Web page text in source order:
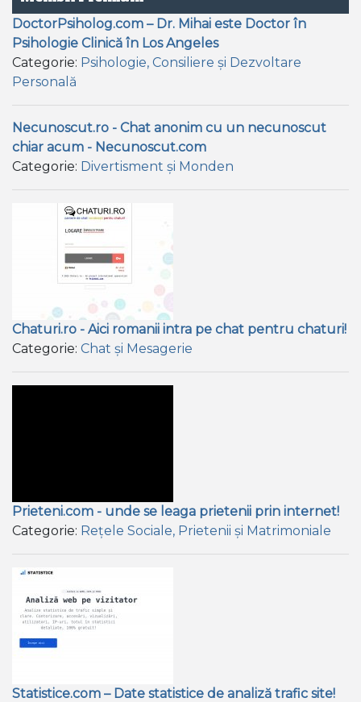
DoctorPsiholog.com – Dr. Mihai este Doctor în
Psihologie Clinică în Los Angeles
Categorie: Psihologie, Consiliere și Dezvoltare
Personală
Necunoscut.ro - Chat anonim cu un necunoscut
chiar acum - Necunoscut.com
Categorie: Divertisment și Monden
Chaturi.ro - Aici romanii intra pe chat pentru chaturi!
Categorie: Chat și Mesagerie
Prieteni.com - unde se leaga prietenii prin internet!
Categorie: Rețele Sociale, Prietenii și Matrimoniale
Statistice.com – Date statistice de analiză trafic site!